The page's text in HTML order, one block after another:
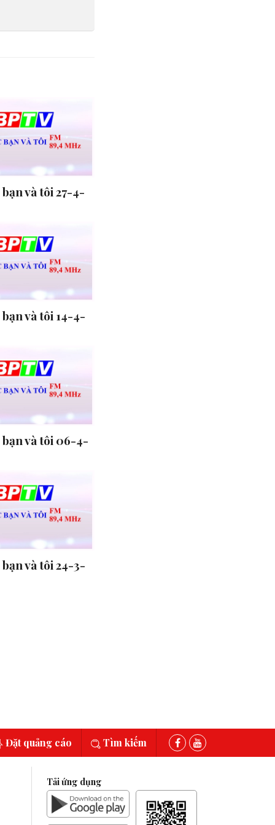
và tôi 27-4-
và tôi 14-4-
và tôi 06-4-
và tôi 24-3-
Đặt quảng cáo Tìm kiếm
Tải ứng dụng